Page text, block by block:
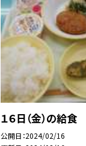
１６日（金）の給食
公開日 2024/02/16